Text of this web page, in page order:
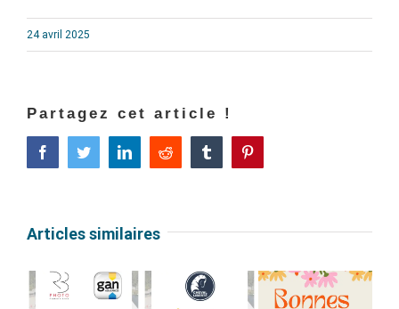
24 avril 2025
Partagez cet article !
FacebookTwitterLinkedInReddit Tumblr
Articles similaires